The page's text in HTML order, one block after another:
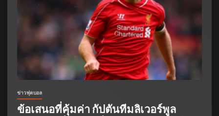
ข่าวฟุตบอล
ข้อเสนอที่คุ้มค่า กัปตันทีมลิเวอร์พูล